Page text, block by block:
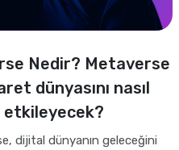
Nedir? Metaverse
dünyasını nasıl
etkileyecek?
dijital dünyanın geleceğini